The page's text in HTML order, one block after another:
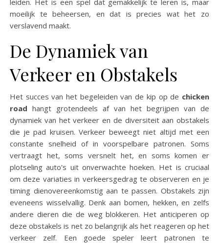
leiden. Het is een spel dat gemakkelijk te leren is, maar
moeilijk te beheersen, en dat is precies wat het zo
verslavend maakt.
De Dynamiek van
Verkeer en Obstakels
Het succes van het begeleiden van de kip op de chicken
road hangt grotendeels af van het begrijpen van de
dynamiek van het verkeer en de diversiteit aan obstakels
die je pad kruisen. Verkeer beweegt niet altijd met een
constante snelheid of in voorspelbare patronen. Soms
vertraagt het, soms versnelt het, en soms komen er
plotseling auto's uit onverwachte hoeken. Het is cruciaal
om deze variaties in verkeersgedrag te observeren en je
timing dienovereenkomstig aan te passen. Obstakels zijn
eveneens wisselvallig. Denk aan bomen, hekken, en zelfs
andere dieren die de weg blokkeren. Het anticiperen op
deze obstakels is net zo belangrijk als het reageren op het
verkeer zelf. Een goede speler leert patronen te